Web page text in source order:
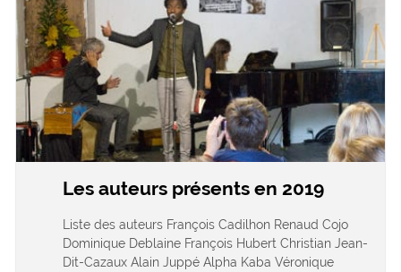
Les auteurs présents en 2019
Liste des auteurs François Cadilhon Renaud Cojo
Dominique Deblaine François Hubert Christian Jean-
Dit-Cazaux Alain Juppé Alpha Kaba Véronique